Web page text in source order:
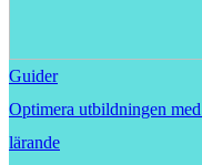
Guider
Optimera utbildningen
lärande